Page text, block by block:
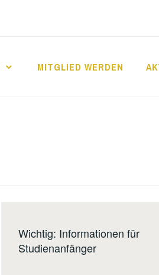
MITGLIED WERDEN
Wichtig: Informationen für
Studienanfänger